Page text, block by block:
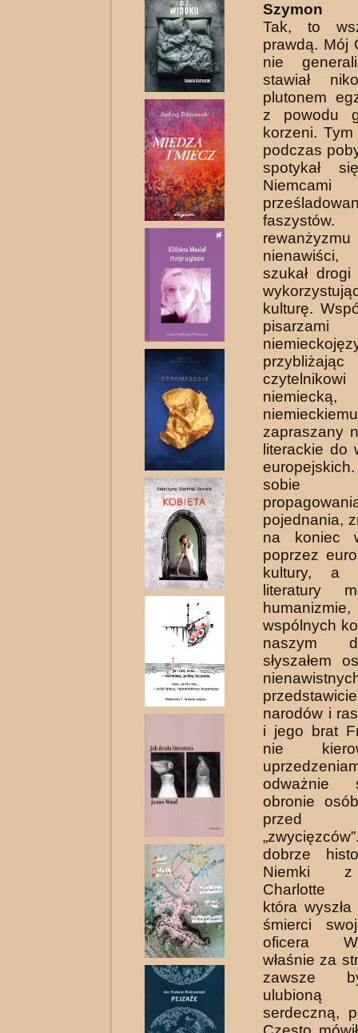
Szymon
Tak, to
prawdą. Mój
nie
stawiał
plutonem
z powodu
korzeni.
podczas
spotykał
Niemcami
szukał
kulturę.
zapraszany
literackie do
sobie
pojednania,
na koniec
poprzez
kultury, a
literatury
wspólnych
naszym
słyszałem
narodów i
i jego brat
nie
odważnie
obronie
przed
dobrze
Niemki z
Charlotte
która
śmierci
oficera
właśnie za
zawsze
serdeczną,